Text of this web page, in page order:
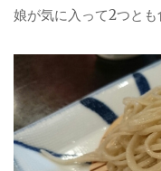
娘が気に入って2つとも